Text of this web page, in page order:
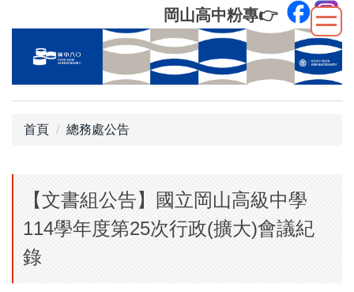
到
內
岡山高中粉專👉
首頁 總務處公告
【文書組公告】國立岡山高級中學
114學年度第25次行政(擴大)會議紀
錄